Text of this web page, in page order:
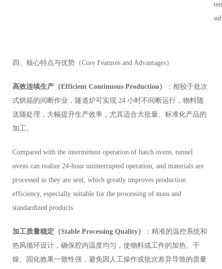
四、核心特点与优势（Core Features and Advantages）
高效连续生产（Efficient Continuous Production）
：相较于批次
式烘箱的间断作业，隧道炉可实现 24 小时不间断运行，物料随
送随处理，大幅提升生产效率，尤其适合大批量、标准化产品的
加工。
Compared with the intermittent operation of batch ovens, tunnel
ovens can realize 24-hour uninterrupted operation, and materials are
processed as they are sent, which greatly improves production
efficiency, especially suitable for the processing of mass and
standardized products.
加工质量稳定（Stable Processing Quality）
：精准的温控系统和
热风循环设计，确保腔内温度均匀，使物料或工件的加热、干
燥、固化效果一致性强，避免因人工操作或批次差异导致的质量